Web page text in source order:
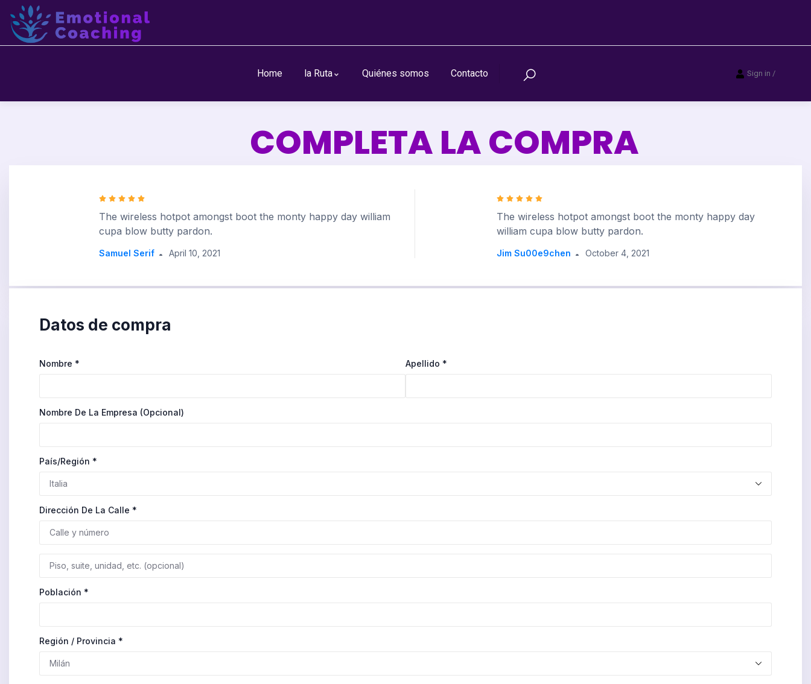
Home la Ruta Quiénes somos Contacto Sign in /
COMPLETA LA COMPRA
The wireless hotpot amongst boot the monty happy day william
cupa blow butty pardon.
Samuel Serif April 10, 2021
The wireless hotpot amongst boot the monty happy day
william cupa blow butty pardon.
Jim Su00e9chen October 4, 2021
Datos de compra
Nombre * Apellido *
Nombre De La Empresa (opcional)
País/región *
Dirección De La Calle *
Población *
Región / Provincia *